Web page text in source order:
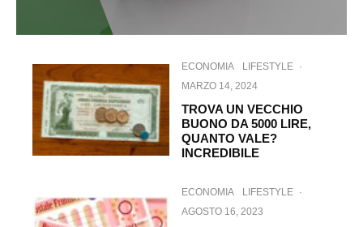
ECONOMIA LIFESTYLE ·
MARZO 14, 2024
TROVA UN VECCHIO
BUONO DA 5000 LIRE,
QUANTO VALE?
INCREDIBILE
ECONOMIA LIFESTYLE ·
AGOSTO 16, 2023